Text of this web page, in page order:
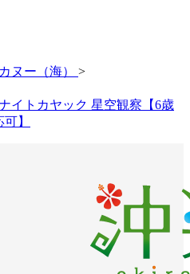
ヌー（海） >
イトカヤック 星空観察【6歳
】